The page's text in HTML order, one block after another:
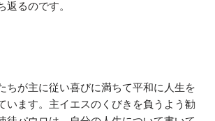
返るのです。
ちが主に従い喜びに満ちて平和に人生を
います。主イエスのくびきを負うよう勧